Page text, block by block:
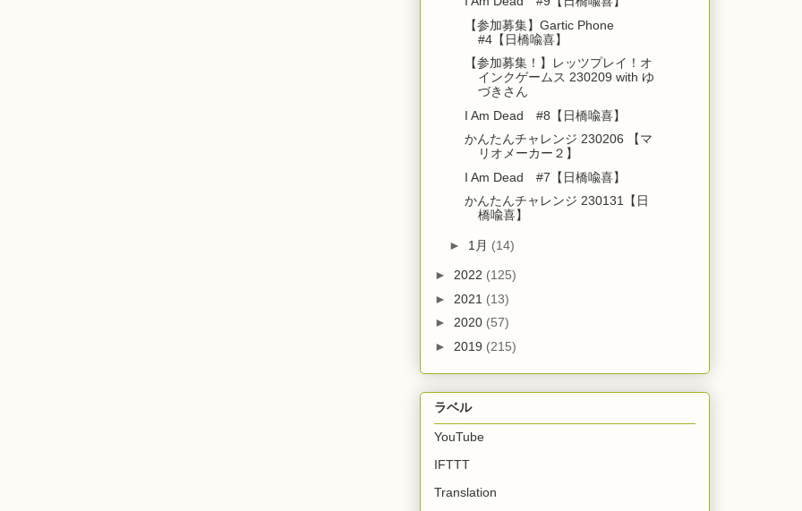
【参加募集】Gartic Phone
#4【日橋喩喜】
【参加募集！】レッツプレイ！オ
インクゲームス 230209 with ゆ
づきさん
I Am Dead #8【日橋喩喜】
かんたんチャレンジ 230206 【マ
リオメーカー２】
I Am Dead #7【日橋喩喜】
かんたんチャレンジ 230131【日
橋喩喜】
► 1月 (14)
► 2022 (125)
► 2021 (13)
► 2020 (57)
► 2019 (215)
ラベル
YouTube
IFTTT
Translation